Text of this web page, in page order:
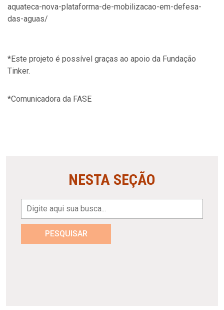
aquateca-nova-plataforma-de-mobilizacao-em-defesa-
das-aguas/
*Este projeto é possível graças ao apoio da Fundação
Tinker.
*Comunicadora da FASE
NESTA SEÇÃO
PESQUISAR